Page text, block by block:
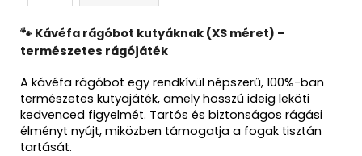
🐾 Kávéfa rágóbot kutyáknak (XS méret) –
természetes rágójáték
A kávéfa rágóbot egy rendkívül népszerű, 100%-ban
természetes kutyajáték, amely hosszú ideig leköti
kedvenced figyelmét. Tartós és biztonságos rágási
élményt nyújt, miközben támogatja a fogak tisztán
tartását.